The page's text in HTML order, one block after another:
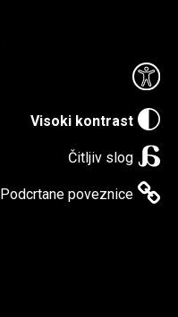
Visoki kontrast
Čitljiv slog
Podcrtane poveznice